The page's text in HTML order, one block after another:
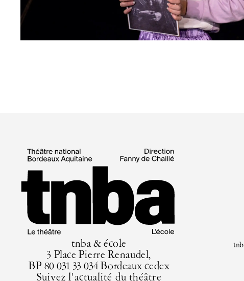
tnba & école
3 Place Pierre Renaudel,
BP 80 031 33 034 Bordeaux cedex
Suivez l'actualité du théâtre